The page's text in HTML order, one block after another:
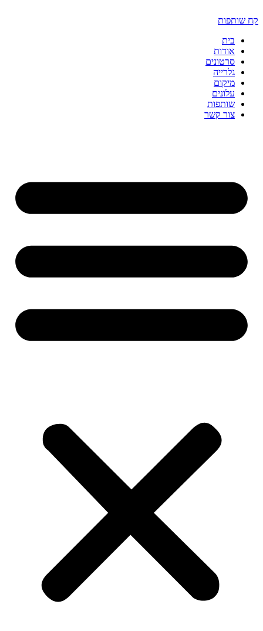
לתוכן
קח שותפות
בית
אודות
סרטונים
גלרייה
מיקום
עלונים
שותפות
צור קשר